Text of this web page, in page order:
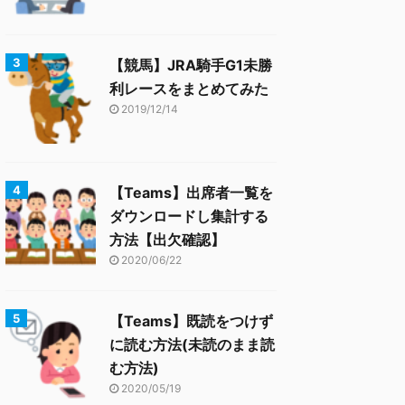
【競馬】JRA騎手G1未勝
利レースをまとめてみた
2019/12/14
【Teams】出席者一覧を
ダウンロードし集計する
方法【出欠確認】
2020/06/22
【Teams】既読をつけず
に読む方法(未読のまま読
む方法)
2020/05/19